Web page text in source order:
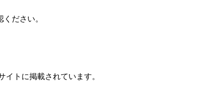
ださい。
トに掲載されています。